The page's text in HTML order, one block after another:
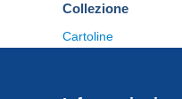
Collezione
Cartoline